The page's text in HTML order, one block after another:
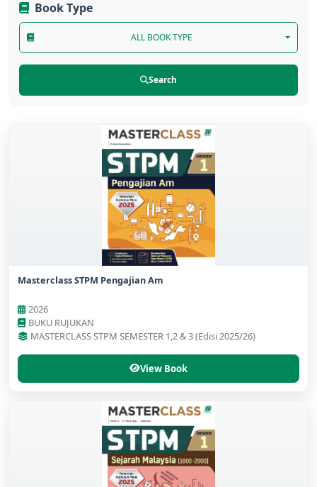
Book Type
ALL BOOK TYPE
Search
Masterclass STPM Pengajian Am
2026
BUKU RUJUKAN
MASTERCLASS STPM SEMESTER 1,2 & 3 (Edisi 2025/26)
View Book